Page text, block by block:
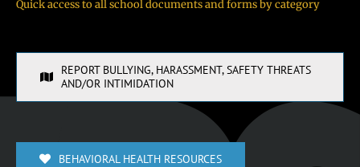
Quick access to all school documents and forms by category
REPORT BULLYING, HARASSMENT, SAFETY THREATS
AND/OR INTIMIDATION
BEHAVIORAL HEALTH RESOURCES